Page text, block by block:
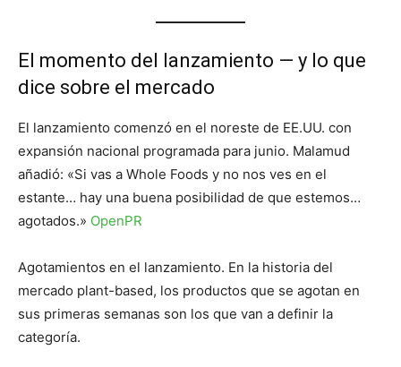
El momento del lanzamiento — y lo que
dice sobre el mercado
El lanzamiento comenzó en el noreste de EE.UU. con
expansión nacional programada para junio. Malamud
añadió: «Si vas a Whole Foods y no nos ves en el
estante… hay una buena posibilidad de que estemos…
agotados.» OpenPR
Agotamientos en el lanzamiento. En la historia del
mercado plant-based, los productos que se agotan en
sus primeras semanas son los que van a definir la
categoría.